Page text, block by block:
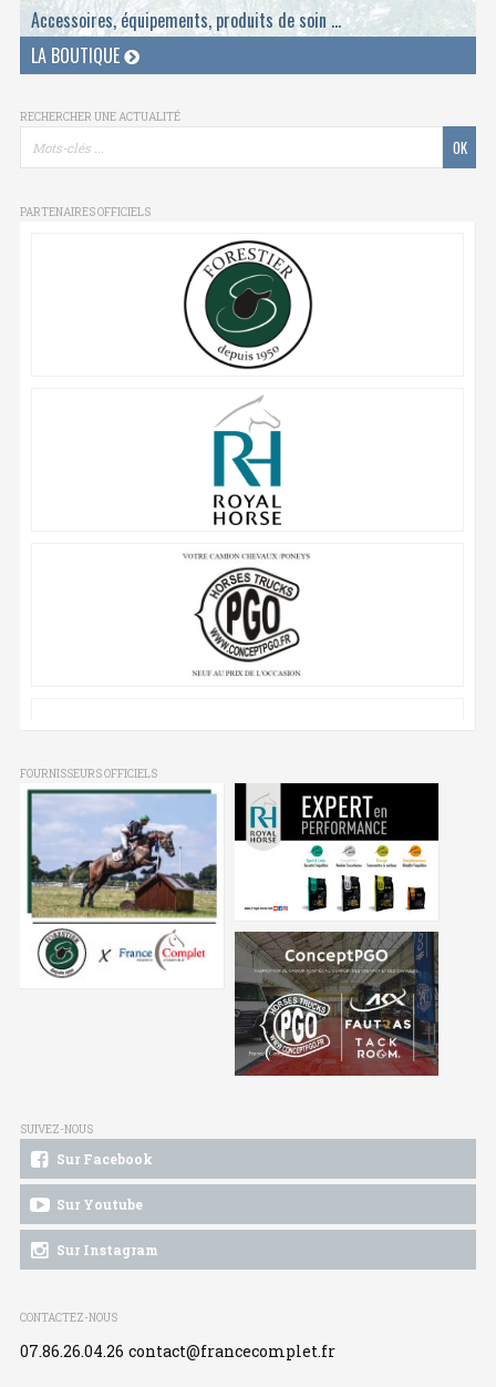
Accessoires, équipements, produits de soin ...
LA BOUTIQUE
RECHERCHER UNE ACTUALITÉ
PARTENAIRES OFFICIELS
FOURNISSEURS OFFICIELS
SUIVEZ-NOUS
Sur Facebook
Sur Youtube
Sur Instagram
CONTACTEZ-NOUS
07.86.26.04.26 contact@francecomplet.fr